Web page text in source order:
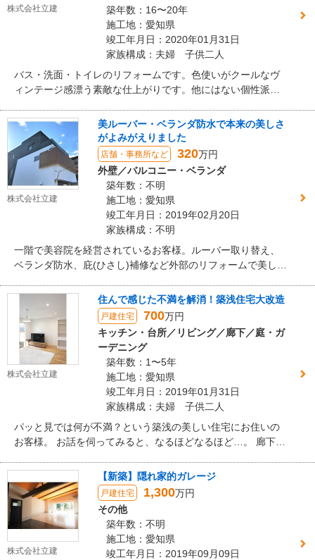
株式会社立建
築年数：16〜20年
施工地：愛知県
竣工年月日：2020年01月31日
家族構成：夫婦 子供二人
バス・洗面・トイレのリフォームです。色使いがクールなヴ
ィンテージ感漂う素敵な仕上がりです。他にはない個性派リ
株式会社立建
美ルーバー・ベランダ防水で本来の美しさ
がよみがえりました
店舗・事務所など 320万円
外壁／バルコニー・ベランダ
築年数：不明
施工地：愛知県
竣工年月日：2019年02月20日
家族構成：不明
一階で美容院を経営されているお客様。ルーバー取り替え、
ベランダ防水、庇(ひさし)補修など外部のリフォームで美しさ
株式会社立建
住んで感じた不満を解消！築浅住宅大改造
戸建住宅 700万円
キッチン・台所／リビング／廊下／庭・ガ
ーデニング
築年数：1〜5年
施工地：愛知県
竣工年月日：2019年01月31日
家族構成：夫婦 子供二人
パッと見では何が不満？という築浅の美しい住宅にお住いの
お客様。 お話を伺ってみると、なるほどなるほど…。 廊下を
移設と、大改造させていただきました。
株式会社立建
【新築】隠れ家的ガレージ
戸建住宅 1,300万円
その他
築年数：不明
施工地：愛知県
竣工年月日：2019年09月09日